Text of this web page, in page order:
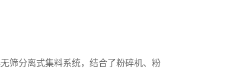
筛分离式集料系统，结合了粉碎机、粉